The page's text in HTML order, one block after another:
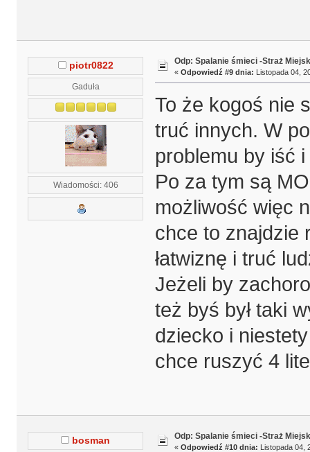
piotr0822
Gaduła
Wiadomości: 406
Odp: Spalanie śmieci -Straż
« Odpowiedź #9 dnia: Listopada 04,
To że kogoś nie
truć innych. W
problemu by iść i
Po za tym są
możliwość więc
chce to znajdzie
łatwiznę i truć
Jeżeli by
też byś był taki
dziecko i
chce ruszyć 4
bosman Odp: Spalanie śmieci -Straż
« Odpowiedź #10 dnia: Listopada 04,